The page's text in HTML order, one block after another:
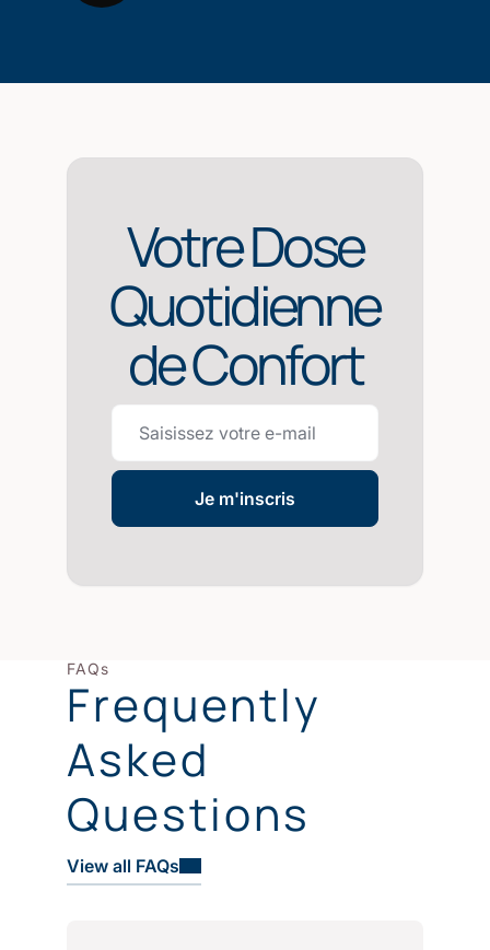
Votre Dose
Quotidienne
de Confort
Je m'inscris
FAQs
Frequently
Asked
Questions
View all FAQs